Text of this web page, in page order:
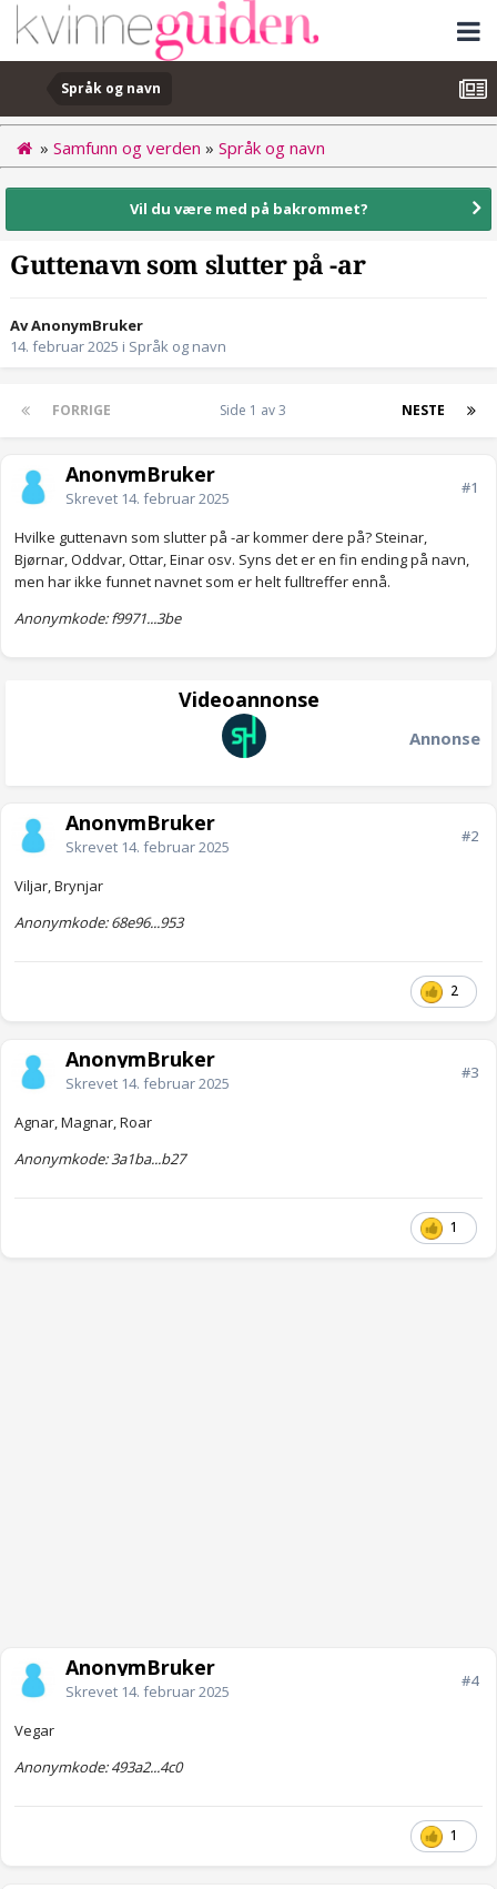
Språk og navn
» Samfunn og verden » Språk og navn
Vil du være med på bakrommet?
Guttenavn som slutter på -ar
Av AnonymBruker
14. februar 2025 i Språk og navn
FORRIGE NESTE
Side 1 av 3
AnonymBruker
Skrevet 14. februar 2025
#1
Hvilke guttenavn som slutter på -ar kommer dere på? Steinar,
Bjørnar, Oddvar, Ottar, Einar osv. Syns det er en fin ending på navn,
men har ikke funnet navnet som er helt fulltreffer ennå.
Anonymkode: f9971...3be
Videoannonse
Annonse
AnonymBruker
Skrevet 14. februar 2025
#2
Viljar, Brynjar
Anonymkode: 68e96...953
2
AnonymBruker
Skrevet 14. februar 2025
#3
Agnar, Magnar, Roar
Anonymkode: 3a1ba...b27
1
AnonymBruker
Skrevet 14. februar 2025
#4
Vegar
Anonymkode: 493a2...4c0
1